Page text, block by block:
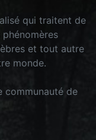
qui traitent de
et tout autre
monde.
communauté de